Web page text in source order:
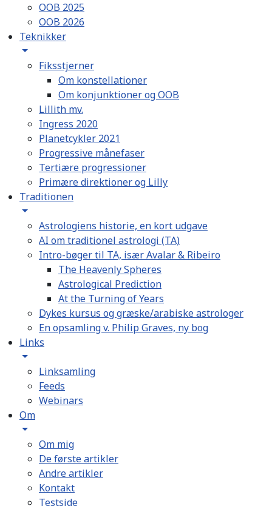
OOB 2025
OOB 2026
Teknikker
Fiksstjerner
Om konstellationer
Om konjunktioner og OOB
Lillith mv.
Ingress 2020
Planetcykler 2021
Progressive månefaser
Tertiære progressioner
Primære direktioner og Lilly
Traditionen
Astrologiens historie, en kort udgave
AI om traditionel astrologi (TA)
Intro-bøger til TA, især Avalar & Ribeiro
The Heavenly Spheres
Astrological Prediction
At the Turning of Years
Dykes kursus og græske/arabiske astrologer
En opsamling v. Philip Graves, ny bog
Links
Linksamling
Feeds
Webinars
Om
Om mig
De første artikler
Andre artikler
Kontakt
Testside